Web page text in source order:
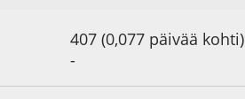
407 (0,077 päivää kohti)
-